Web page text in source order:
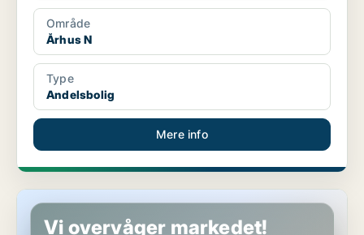
Område
Århus N
Type
Andelsbolig
Mere info
Andelsbolig i Århus N
Vi overvåger markedet!